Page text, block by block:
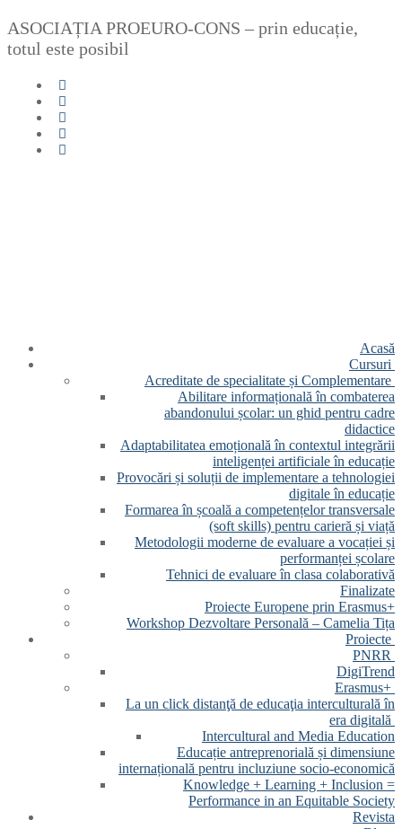
Sari
conținut
Meniu
Închide
ASOCIAȚIA PROEURO-CONS – prin educație,
totul este posibil
Acasă
Cursuri
Acreditate de specialitate și Complementare
Abilitare informațională în combaterea
abandonului școlar: un ghid pentru cadre
didactice
Adaptabilitatea emoțională în contextul integrării
inteligenței artificiale în educație
Provocări și soluții de implementare a tehnologiei
digitale în educație
Formarea în școală a competențelor transversale
(soft skills) pentru carieră și viață
Metodologii moderne de evaluare a vocației și
performanței școlare
Tehnici de evaluare în clasa colaborativă
Finalizate
Proiecte Europene prin Erasmus+
Workshop Dezvoltare Personală – Camelia Tița
Proiecte
PNRR
DigiTrend
Erasmus+
La un click distanţă de educaţia interculturală în
era digitală
Intercultural and Media Education
Educație antreprenorială și dimensiune
internațională pentru incluziune socio-economică
Knowledge + Learning + Inclusion =
Performance in an Equitable Society
Revista